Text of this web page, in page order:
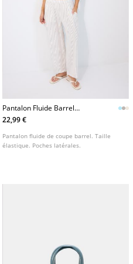
Pantalon Fluide Barrel
L01209641
22,99 €
Pantalon fluide de coupe barrel. Taille
élastique. Poches latérales.